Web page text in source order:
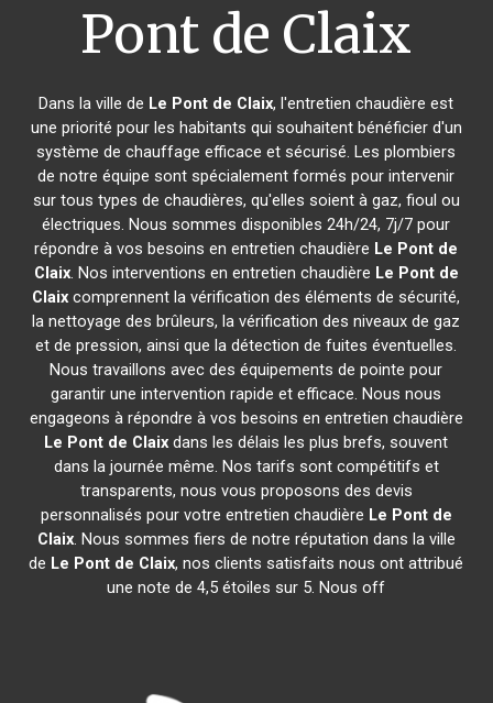
Pont de Claix
Dans la ville de Le Pont de Claix, l'entretien chaudière est
une priorité pour les habitants qui souhaitent bénéficier d'un
système de chauffage efficace et sécurisé. Les plombiers
de notre équipe sont spécialement formés pour intervenir
sur tous types de chaudières, qu'elles soient à gaz, fioul ou
électriques. Nous sommes disponibles 24h/24, 7j/7 pour
répondre à vos besoins en entretien chaudière Le Pont de
Claix. Nos interventions en entretien chaudière Le Pont de
Claix comprennent la vérification des éléments de sécurité,
la nettoyage des brûleurs, la vérification des niveaux de gaz
et de pression, ainsi que la détection de fuites éventuelles.
Nous travaillons avec des équipements de pointe pour
garantir une intervention rapide et efficace. Nous nous
engageons à répondre à vos besoins en entretien chaudière
Le Pont de Claix dans les délais les plus brefs, souvent
dans la journée même. Nos tarifs sont compétitifs et
transparents, nous vous proposons des devis
personnalisés pour votre entretien chaudière Le Pont de
Claix. Nous sommes fiers de notre réputation dans la ville
de Le Pont de Claix, nos clients satisfaits nous ont attribué
une note de 4,5 étoiles sur 5. Nous off